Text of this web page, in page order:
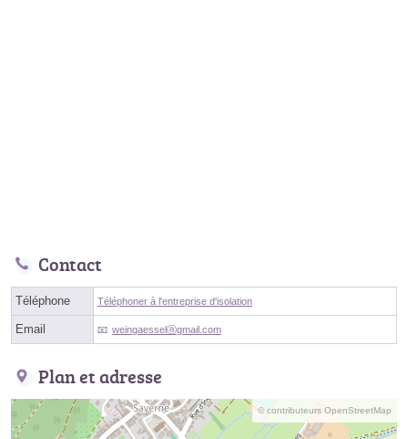
Contact
Téléphone Téléphoner à l'entreprise d'isolation
Email weingaesselⓐgmail.com
Plan et adresse
© contributeurs OpenStreetMap